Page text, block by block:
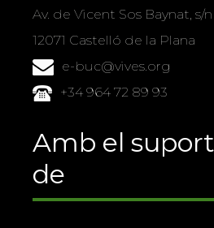
Av. de Vicent Sos Baynat, s/n
12071 Castelló de la Plana
e-buc@vives.org
+34 964 72 89 93
Amb el suport
de